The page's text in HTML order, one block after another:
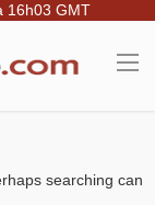
16h03 GMT
searching can